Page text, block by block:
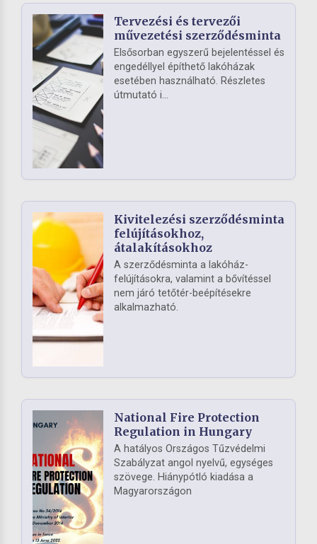
Tervezési és tervezői
művezetési szerződésminta
Elsősorban egyszerű bejelentéssel és
engedéllyel építhető lakóházak
esetében használható. Részletes
útmutató i...
Kivitelezési szerződésminta
felújításokhoz,
átalakításokhoz
A szerződésminta a lakóház-
felújításokra, valamint a bővítéssel
nem járó tetőtér-beépítésekre
alkalmazható.
National Fire Protection
Regulation in Hungary
A hatályos Országos Tűzvédelmi
Szabályzat angol nyelvű, egységes
szövege. Hiánypótló kiadása a
Magyarországon